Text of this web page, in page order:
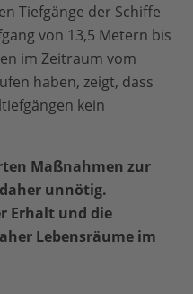
Tiefgänge der Schiffe
von 13,5 Metern bis
im Zeitraum vom
haben, zeigt, dass
kein
Maßnahmen zur
unnötig.
Erhalt und die
Lebensräume im